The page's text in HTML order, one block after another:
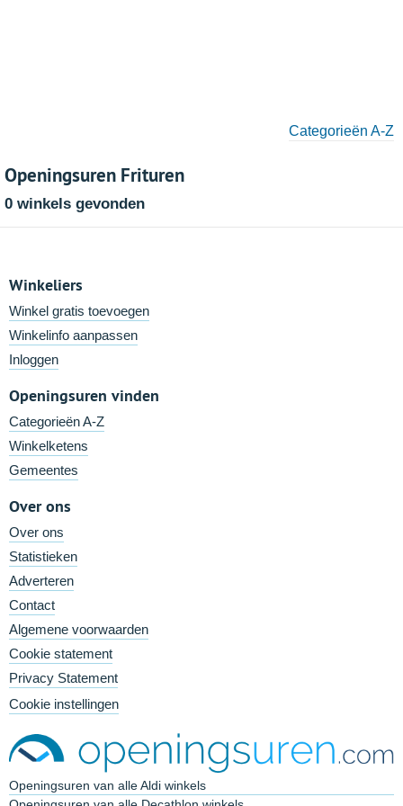
Categorieën A-Z
Openingsuren Frituren
0 winkels gevonden
Winkeliers
Winkel gratis toevoegen
Winkelinfo aanpassen
Inloggen
Openingsuren vinden
Categorieën A-Z
Winkelketens
Gemeentes
Over ons
Over ons
Statistieken
Adverteren
Contact
Algemene voorwaarden
Cookie statement
Privacy Statement
Cookie instellingen
Openingsuren van alle Aldi winkels